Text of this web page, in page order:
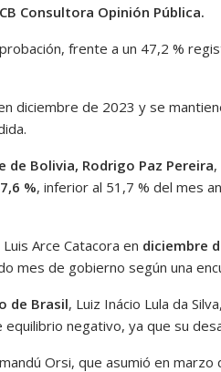
Consultora Opinión Pública.
frente a un 47,2 %
diciembre de 2023 y se
de Bolivia, Rodrigo Paz Pereira
%, inferior al 51,7 % del mes
Arce Catacora en diciembre
mes de gobierno según una
de Brasil, Luiz Inácio Lula da
negativo, ya que su
Orsi, que asumió en